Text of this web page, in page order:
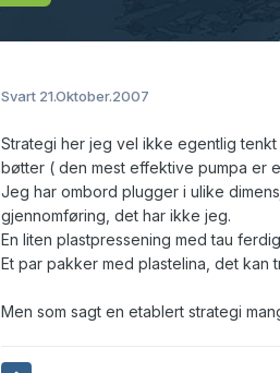
Svart 21.Oktober.2007
Strategi her jeg vel ikke egentlig
bøtter ( den mest effektive pumpa er
Jeg har ombord plugger i ulike
gjennomføring, det har ikke jeg.
En liten plastpressening med tau
Et par pakker med plastelina, det kan
Men som sagt en etablert strategi